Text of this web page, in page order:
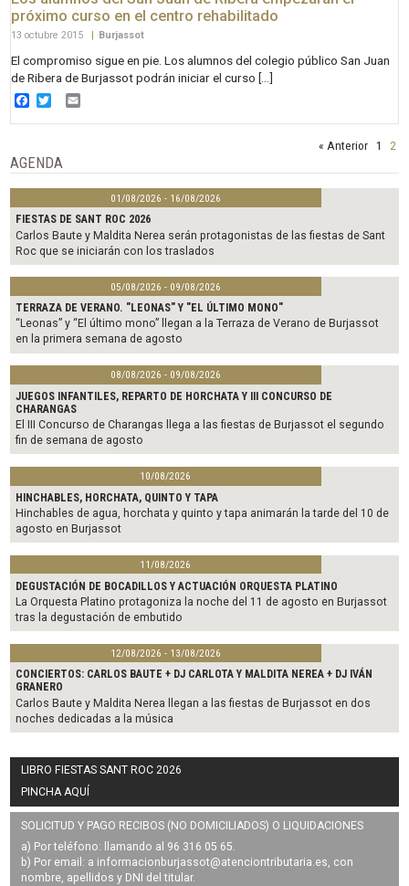
próximo curso en el centro rehabilitado
13 octubre 2015 | Burjassot
El compromiso sigue en pie. Los alumnos del colegio público San Juan
de Ribera de Burjassot podrán iniciar el curso […]
Facebook
Twitter
« Anterior 1 2
AGENDA
01/08/2026 - 16/08/2026
FIESTAS DE SANT ROC 2026
Carlos Baute y Maldita Nerea serán protagonistas de las fiestas de Sant
Roc que se iniciarán con los traslados
05/08/2026 - 09/08/2026
TERRAZA DE VERANO. "LEONAS" Y "EL ÚLTIMO MONO"
“Leonas” y “El último mono” llegan a la Terraza de Verano de Burjassot
en la primera semana de agosto
08/08/2026 - 09/08/2026
JUEGOS INFANTILES, REPARTO DE HORCHATA Y III CONCURSO DE
CHARANGAS
El III Concurso de Charangas llega a las fiestas de Burjassot el segundo
fin de semana de agosto
10/08/2026
HINCHABLES, HORCHATA, QUINTO Y TAPA
Hinchables de agua, horchata y quinto y tapa animarán la tarde del 10 de
agosto en Burjassot
11/08/2026
DEGUSTACIÓN DE BOCADILLOS Y ACTUACIÓN ORQUESTA PLATINO
La Orquesta Platino protagoniza la noche del 11 de agosto en Burjassot
tras la degustación de embutido
12/08/2026 - 13/08/2026
CONCIERTOS: CARLOS BAUTE + DJ CARLOTA Y MALDITA NEREA + DJ IVÁN
GRANERO
Carlos Baute y Maldita Nerea llegan a las fiestas de Burjassot en dos
noches dedicadas a la música
LIBRO FIESTAS SANT ROC 2026
PINCHA AQUÍ
SOLICITUD Y PAGO RECIBOS (NO DOMICILIADOS) O LIQUIDACIONES
a) Por teléfono: llamando al 96 316 05 65.
b) Por email: a informacionburjassot@atenciontributaria.es, con
nombre, apellidos y DNI del titular.